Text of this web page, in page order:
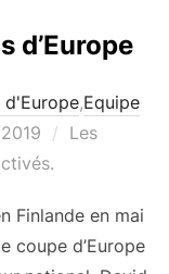
d’Europe
d'Europe,Equipe
Les
Finlande en mai
coupe d’Europe